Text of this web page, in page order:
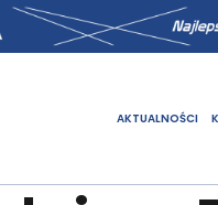
AKTUALNOŚCI